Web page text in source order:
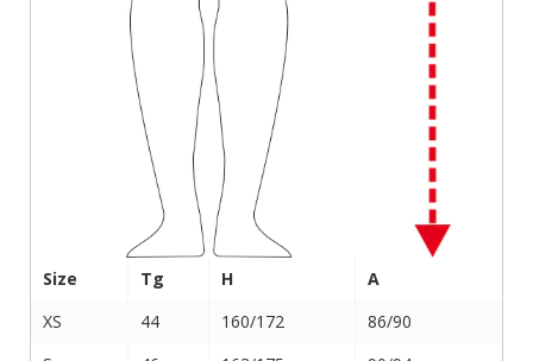
Size Tg H
A
XS
44 160/172
86/90